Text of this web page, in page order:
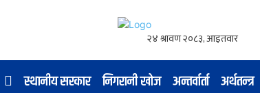
स्थानीय सरकार निगरानी खोज अन्तर्वार्ता अर्थतन्त्र